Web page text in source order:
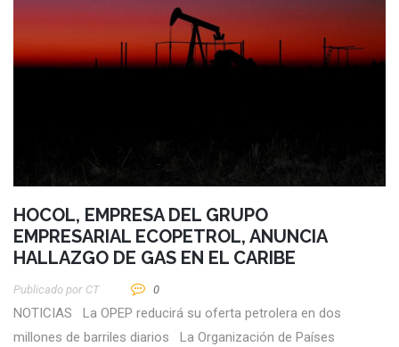
HOCOL, EMPRESA DEL GRUPO
EMPRESARIAL ECOPETROL, ANUNCIA
HALLAZGO DE GAS EN EL CARIBE
Publicado por CT 0
NOTICIAS La OPEP reducirá su oferta petrolera en dos
millones de barriles diarios La Organización de Países